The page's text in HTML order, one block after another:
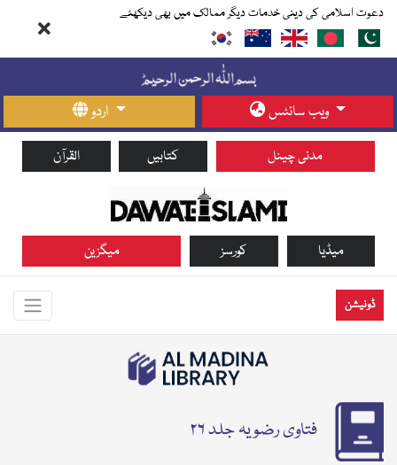
دعوت اسلامی کی دینی خدمات دیگر ممالک میں بھی دیکھئے
اردو ویب سائٹس
القرآن کتابیں مدنی چینل
میگزین کورسز میڈیا
ڈونیشن
فتاوی رضویہ جلد ۲۶